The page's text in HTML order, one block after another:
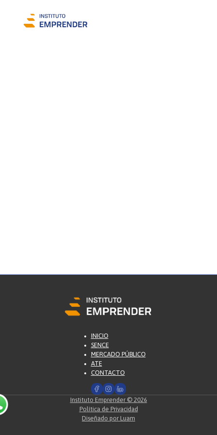
INICIO
SENCE
MERCADO PÚBLICO
ATE
CONTACTO
Instituto Emprender © 2026
Política de Privacidad
Diseñado por Luam